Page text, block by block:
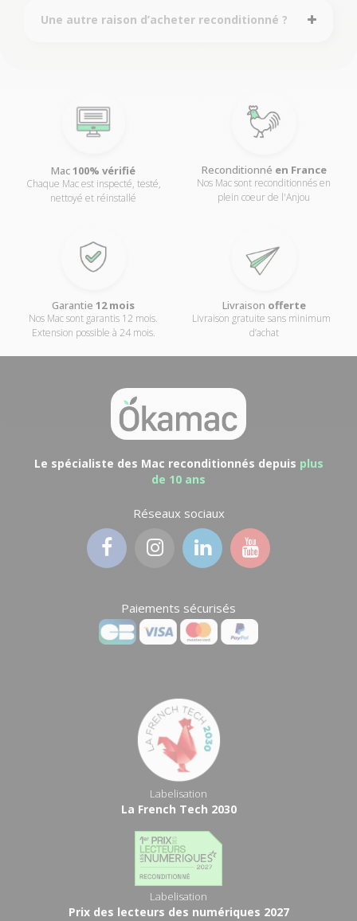
Une autre raison d’acheter reconditionné ?
Mac100% vérifié
Chaque Mac est inspecté, testé,
nettoyé et réinstallé
Reconditionné en France
Nos Mac sont reconditionnés en
plein coeur de l'Anjou
Garantie 12 mois
Nos Mac sont garantis 12 mois.
Extension possible à 24 mois.
Livraison offerte
Livraison gratuite sans minimum
d’achat
Le spécialiste des Mac reconditionnés depuis plus
de 10 ans
Réseaux sociaux
Paiements sécurisés
Labelisation
La French Tech 2030
Labelisation
Prix des lecteurs des numériques 2027